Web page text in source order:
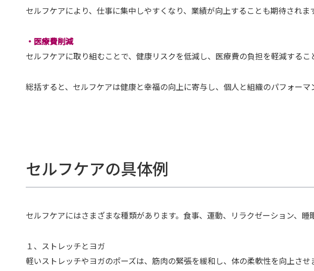
セルフケアにより、仕事に集中しやすくなり、業績が向上することも期待されま
・医療費削減
セルフケアに取り組むことで、健康リスクを低減し、医療費の負担を軽減する
総括すると、セルフケアは健康と幸福の向上に寄与し、個人と組織のパフォーマ
セルフケアの具体例
セルフケアにはさまざまな種類があります。食事、運動、リラクゼーション、
１、ストレッチとヨガ
軽いストレッチやヨガのポーズは、筋肉の緊張を緩和し、体の柔軟性を向上させ